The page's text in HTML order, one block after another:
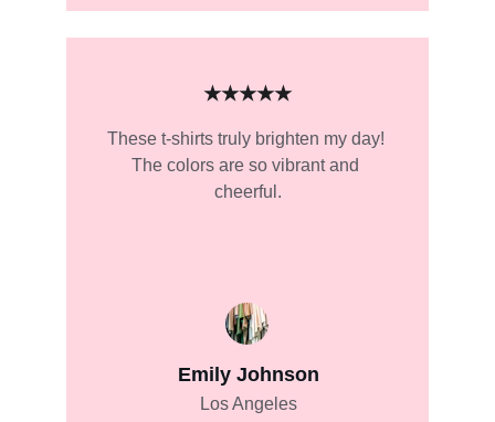
These t-shirts truly brighten my day!
The colors are so vibrant and
cheerful.
Emily Johnson
Los Angeles
★★★★★